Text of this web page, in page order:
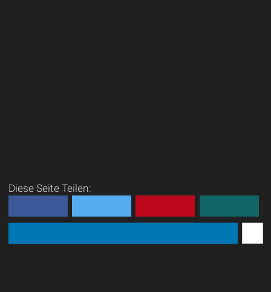
Diese Seite Teilen: